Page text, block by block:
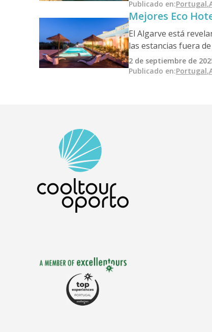
tradición culinaria
excepcional
Publicado en:Portugal,
Mejores Eco
El Algarve está
las estancias fuera
rurales que
meridional está
2 de septiembre de
Publicado en:Portugal,